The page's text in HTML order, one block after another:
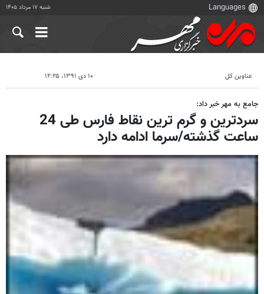
شنبه ۱۷ مرداد ۱۴۰۵
عناوین کل ۱۰ دی ۱۳۹۱، ۱۲:۲۵
جامع به مهر خبر داد:
سردترین و گرم ترین نقاط فارس طی 24
ساعت گذشته/سرما ادامه دارد